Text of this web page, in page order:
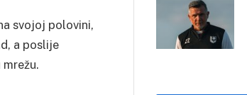
svojoj polovini,
a poslije